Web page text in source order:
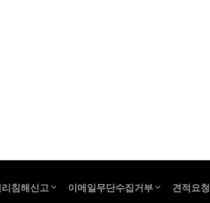
침해신고 이메일무단수집거부 견적요청